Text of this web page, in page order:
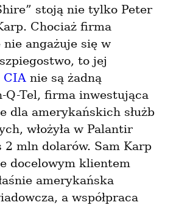
stoją nie tylko Peter
nie angażuje się w
CIA nie są żadną
Q-Tel, firma inwestująca
dla amerykańskich służb
włożyła w Palantir
2 mln dolarów. Sam Karp
docelowym klientem
amerykańska
a współpraca